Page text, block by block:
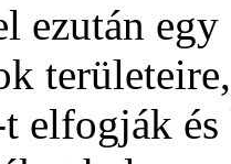
ezután
t elfogják